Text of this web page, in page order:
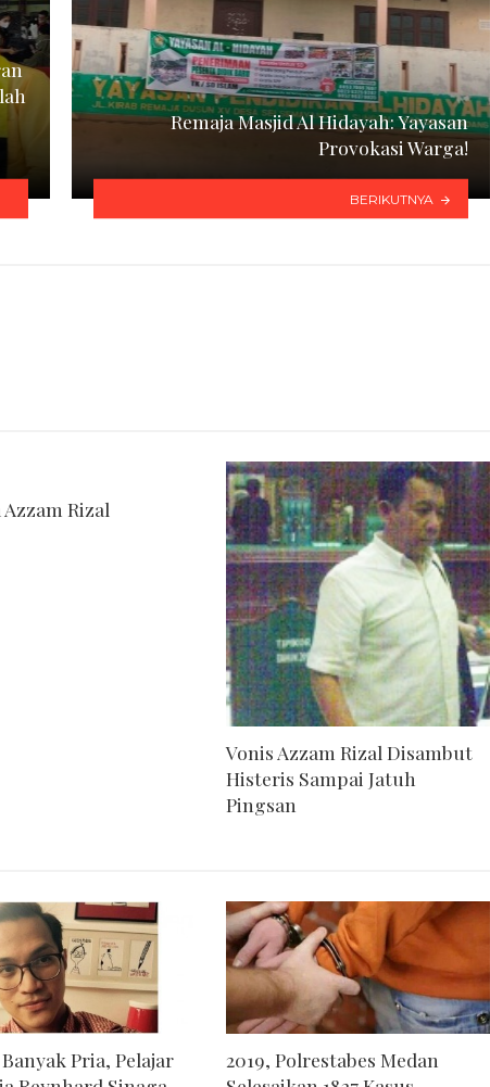
Remaja Masjid Al Hidayah: Yayasan
Provokasi Warga!
BERIKUTNYA
Rizal
Vonis Azzam Rizal Disambut
Histeris Sampai Jatuh
Pingsan
Pria, Pelajar
2019, Polrestabes Medan